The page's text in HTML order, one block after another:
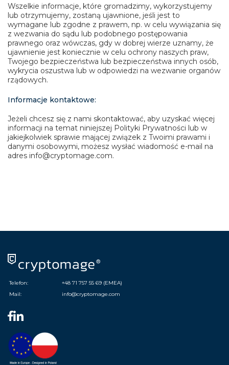
Wszelkie informacje, które gromadzimy, wykorzystujemy
lub otrzymujemy, zostaną ujawnione, jeśli jest to
wymagane lub zgodne z prawem, np. w celu wywiązania się
z wezwania do sądu lub podobnego postępowania
prawnego oraz wówczas, gdy w dobrej wierze uznamy, że
ujawnienie jest koniecznie w celu ochrony naszych praw,
Twojego bezpieczeństwa lub bezpieczeństwa innych osób,
wykrycia oszustwa lub w odpowiedzi na wezwanie organów
rządowych.
Informacje kontaktowe:
Jeżeli chcesz się z nami skontaktować, aby uzyskać więcej
informacji na temat niniejszej Polityki Prywatności lub w
jakiejkolwiek sprawie mającej związek z Twoimi prawami i
danymi osobowymi, możesz wysłać wiadomość e-mail na
adres info@cryptomage.com.
Telefon:
+48 71 757 55 69 (EMEA)
Mail:
info@cryptomage.com